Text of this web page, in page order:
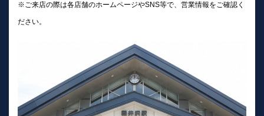
※ご来店の際は各店舗のホームページやSNS等で、営業情報をご確認く
ださい。